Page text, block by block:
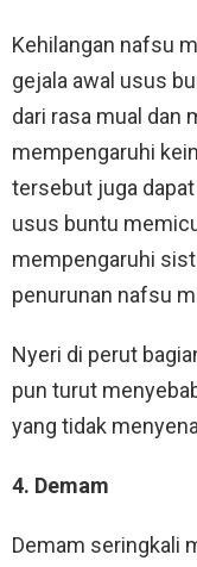
Kehilangan nafsu
gejala awal usus
dari rasa mual dan
mempengaruhi
tersebut juga
usus buntu
mempengaruhi
penurunan nafsu
Nyeri di perut
pun turut
yang tidak
4. Demam
Demam seringkali